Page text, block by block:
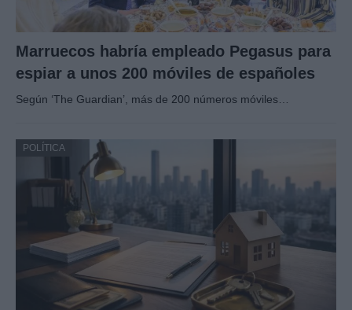
Marruecos habría empleado Pegasus para
espiar a unos 200 móviles de españoles
Según ‘The Guardian’, más de 200 números móviles…
POLÍTICA